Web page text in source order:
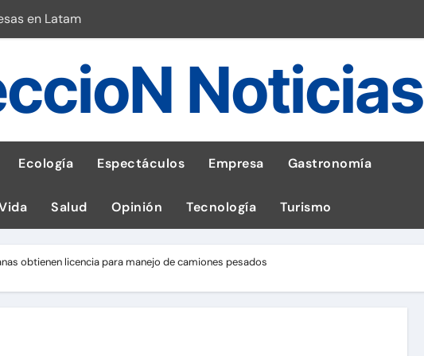
en Latam
de hígado
de GEI en sus operaciones
de celular según OSIPTEL
¡Descarga la app de Meridianbet y gana una jugada gratis en la Liga 1!
Noticias
Ecología Espectáculos Empresa Gastronomía
Salud Opinión Tecnología Turismo
obtienen licencia para manejo de camiones pesados